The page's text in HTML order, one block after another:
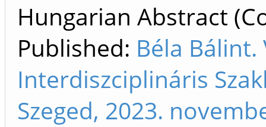
Hungarian Abstract
Published: Béla
Interdiszciplináris
Szeged, 2023.